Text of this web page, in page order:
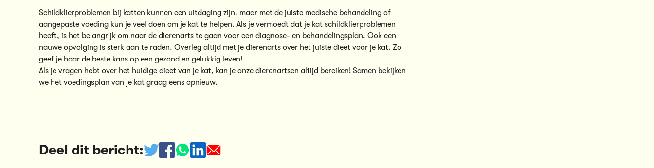
Schildklierproblemen bij katten kunnen een uitdaging zijn, maar met de juiste medische behandeling of
aangepaste voeding kun je veel doen om je kat te helpen. Als je vermoedt dat je kat schildklierproblemen
heeft, is het belangrijk om naar de dierenarts te gaan voor een diagnose- en behandelingsplan. Ook een
nauwe opvolging is sterk aan te raden. Overleg altijd met je dierenarts over het juiste dieet voor je kat. Zo
geef je haar de beste kans op een gezond en gelukkig leven!
Als je vragen hebt over het huidige dieet van je kat, kan je onze dierenartsen altijd bereiken! Samen bekijken
we het voedingsplan van je kat graag eens opnieuw.
Deel dit bericht: